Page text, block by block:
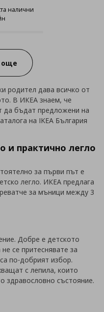
налични
още
родител дава всичко от
В ИКЕА знаем, че
да бъдат предложени на
на IKEA България
и практично легло
за първи път е
легло. ИКЕА предлага
за мъници между 3
Добре е детското
се притеснявате за
по-добрият избор.
с лепила, които
здравословно състояние.